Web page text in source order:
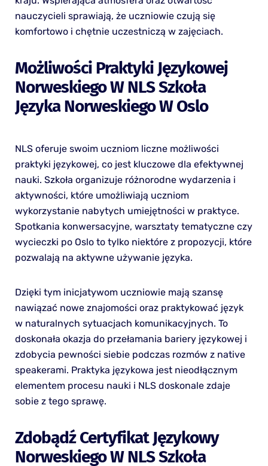
nauczycieli sprawiają, że uczniowie czują się
komfortowo i chętnie uczestniczą w zajęciach.
Możliwości Praktyki Językowej
Norweskiego W NLS Szkoła
Języka Norweskiego W Oslo
NLS oferuje swoim uczniom liczne możliwości
praktyki językowej, co jest kluczowe dla efektywnej
nauki. Szkoła organizuje różnorodne wydarzenia i
aktywności, które umożliwiają uczniom
wykorzystanie nabytych umiejętności w praktyce.
Spotkania konwersacyjne, warsztaty tematyczne czy
wycieczki po Oslo to tylko niektóre z propozycji, które
pozwalają na aktywne używanie języka.
Dzięki tym inicjatywom uczniowie mają szansę
nawiązać nowe znajomości oraz praktykować język
w naturalnych sytuacjach komunikacyjnych. To
doskonała okazja do przełamania bariery językowej i
zdobycia pewności siebie podczas rozmów z native
speakerami. Praktyka językowa jest nieodłącznym
elementem procesu nauki i NLS doskonale zdaje
sobie z tego sprawę.
Zdobądź Certyfikat Językowy
Norweskiego W NLS Szkoła